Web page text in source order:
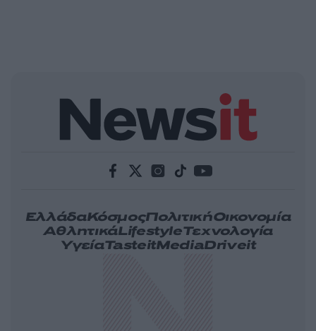
ΕλλάδαΚόσμοςΠολιτικήΟικονομία
ΑθλητικάLifestyleΤεχνολογία
ΥγείαTasteitMediaDriveit